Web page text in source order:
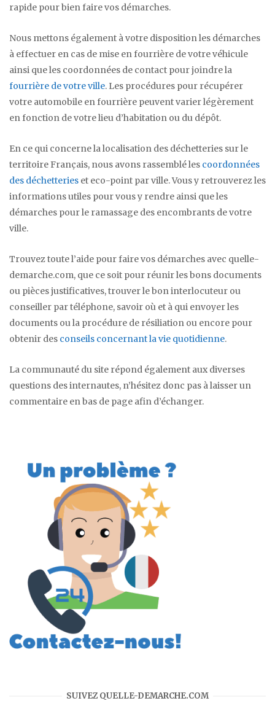
rapide pour bien faire vos démarches.
Nous mettons également à votre disposition les démarches
à effectuer en cas de mise en fourrière de votre véhicule
ainsi que les coordonnées de contact pour joindre la
fourrière de votre ville. Les procédures pour récupérer
votre automobile en fourrière peuvent varier légèrement
en fonction de votre lieu d’habitation ou du dépôt.
En ce qui concerne la localisation des déchetteries sur le
territoire Français, nous avons rassemblé les coordonnées
des déchetteries et eco-point par ville. Vous y retrouverez les
informations utiles pour vous y rendre ainsi que les
démarches pour le ramassage des encombrants de votre
ville.
Trouvez toute l’aide pour faire vos démarches avec quelle-
demarche.com, que ce soit pour réunir les bons documents
ou pièces justificatives, trouver le bon interlocuteur ou
conseiller par téléphone, savoir où et à qui envoyer les
documents ou la procédure de résiliation ou encore pour
obtenir des conseils concernant la vie quotidienne.
La communauté du site répond également aux diverses
questions des internautes, n’hésitez donc pas à laisser un
commentaire en bas de page afin d’échanger.
SUIVEZ QUELLE-DEMARCHE.COM